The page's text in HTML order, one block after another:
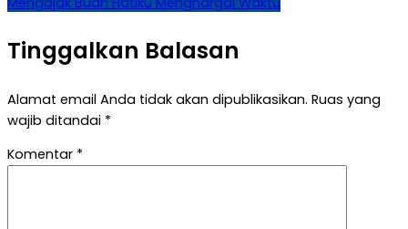
Tinggalkan Balasan
Alamat email Anda tidak akan dipublikasikan. Ruas yang
wajib ditandai *
Komentar *